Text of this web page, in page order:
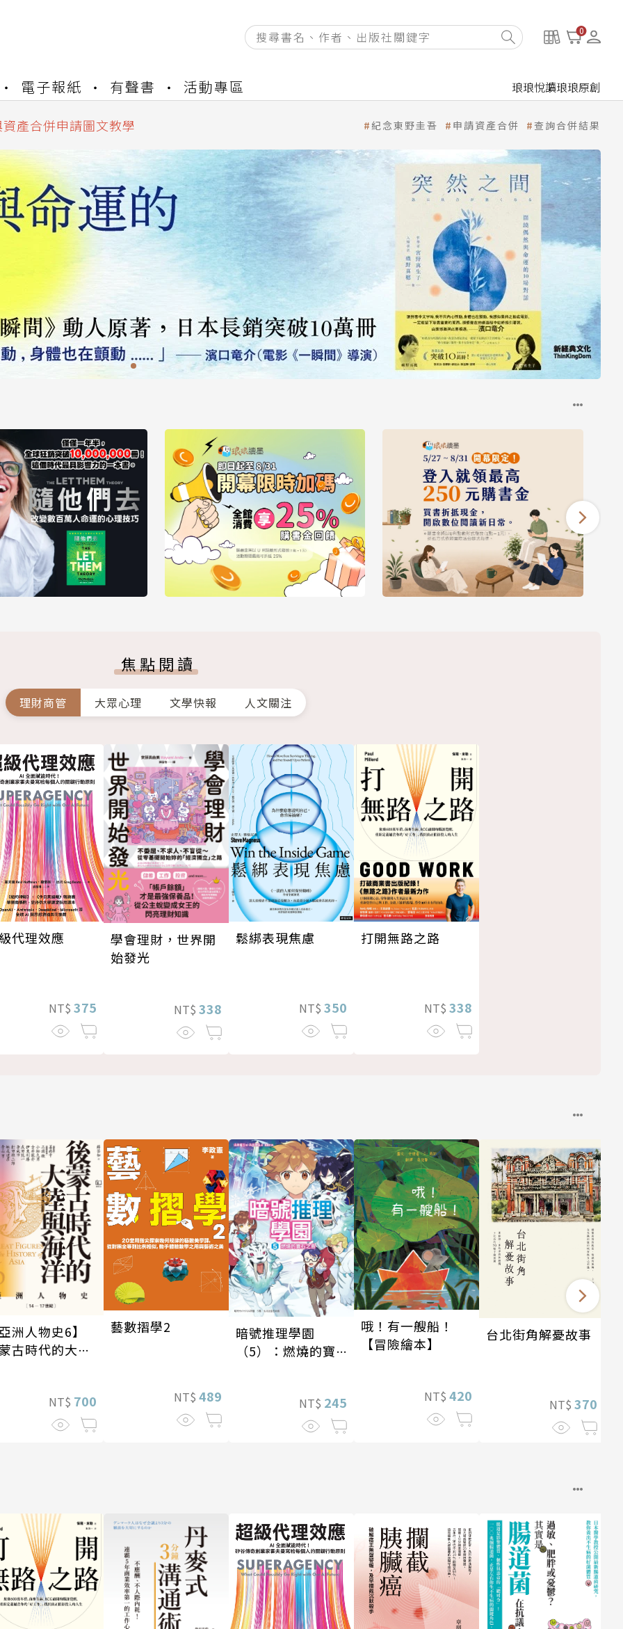
0
電子報紙 有聲書 活動專區 琅琅悅讀琅琅原創
開通申請
產合併申請圖文教學
開通申請
紀念東野圭吾 申請資產合併 查詢合併結果
焦點閱讀
理財商管 大眾心理 文學快報 人文關注
代理效應
NT$ 375
學會理財，世界開
始發光
NT$ 338
鬆綁表現焦慮
NT$ 350
打開無路之路
NT$ 338
洲人物史6】
古時代的大陸
NT$ 700
藝數摺學2
NT$ 489
暗號推理學園
（5）：燃燒的寶
NT$ 245
哦！有一艘船！
【冒險繪本】
NT$ 420
台北街角解憂故事
NT$ 370